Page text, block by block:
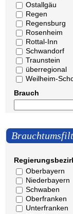
Ostallgäu
Regen
Regensburg
Rosenheim
Rottal-Inn
Schwandorf
Traunstein
überregional
Weilheim-
Brauch
Oberbayern
Niederbayern
Schwaben
Oberfranken
Unterfranken